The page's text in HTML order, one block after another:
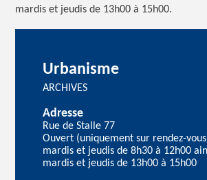
mardis et jeudis de 13h00 à 15h00.
Urbanisme
ARCHIVES
Adresse
Rue de Stalle 77
Ouvert (uniquement sur rendez-
mardis et jeudis de 8h30 à 12h00
mardis et jeudis de 13h00 à 15h00